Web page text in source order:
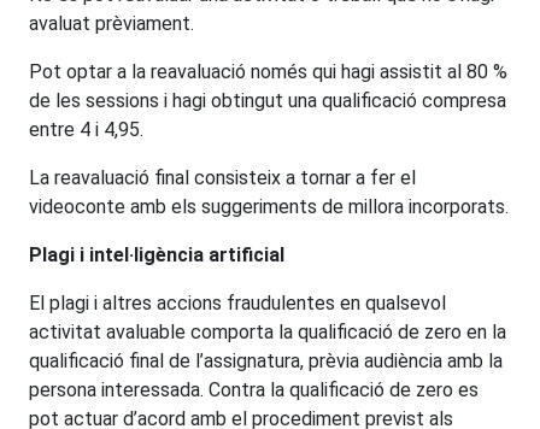
avaluat prèviament.
Pot optar a la reavaluació només qui hagi assistit al 80 %
de les sessions i hagi obtingut una qualificació compresa
entre 4 i 4,95.
La reavaluació final consisteix a tornar a fer el
videoconte amb els suggeriments de millora incorporats.
Plagi i intel·ligència artificial
El plagi i altres accions fraudulentes en qualsevol
activitat avaluable comporta la qualificació de zero en la
qualificació final de l’assignatura, prèvia audiència amb la
persona interessada. Contra la qualificació de zero es
pot actuar d’acord amb el procediment previst als